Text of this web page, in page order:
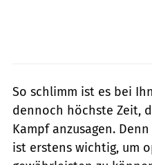
So schlimm ist es bei
dennoch höchste Zeit,
Kampf anzusagen.
ist erstens wichtig, um